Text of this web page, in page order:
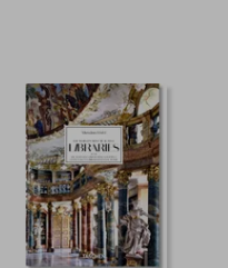
45%
dcto.